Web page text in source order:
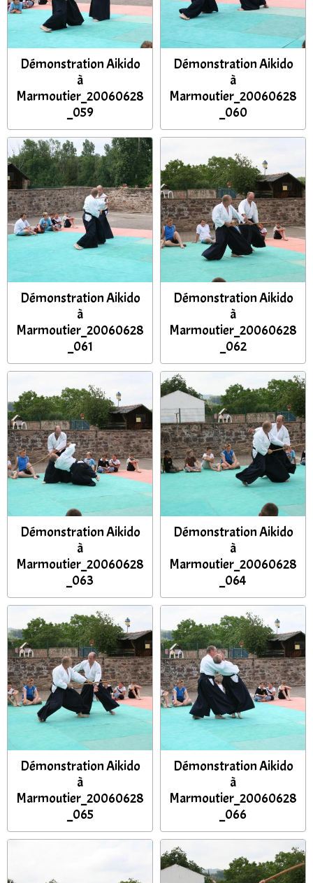
Démonstration Aikido
à
Marmoutier_20060628
_059
Démonstration Aikido
à
Marmoutier_20060628
_060
Démonstration Aikido
à
Marmoutier_20060628
_061
Démonstration Aikido
à
Marmoutier_20060628
_062
Démonstration Aikido
à
Marmoutier_20060628
_063
Démonstration Aikido
à
Marmoutier_20060628
_064
Démonstration Aikido
à
Marmoutier_20060628
_065
Démonstration Aikido
à
Marmoutier_20060628
_066